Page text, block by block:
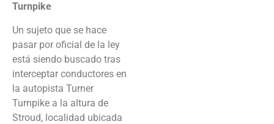
Turnpike
Un sujeto que se hace
pasar por oficial de la ley
está siendo buscado tras
interceptar conductores en
la autopista Turner
Turnpike a la altura de
Stroud, localidad ubicada